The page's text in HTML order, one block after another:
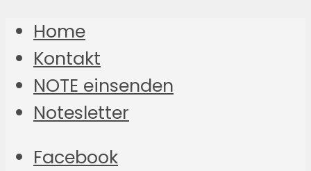
Home
Kontakt
NOTE einsenden
Notesletter
Facebook